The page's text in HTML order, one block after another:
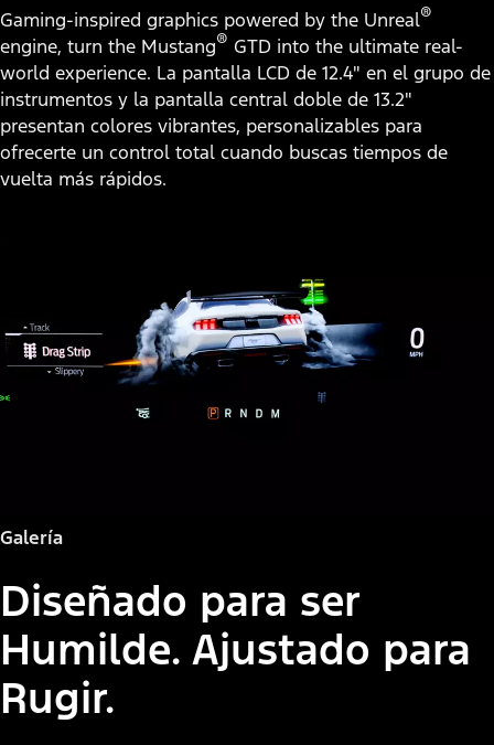
Gaming-inspired graphics powered by the Unreal®
engine, turn the Mustang® GTD into the ultimate real-
world experience. La pantalla LCD de 12.4" en el grupo de
instrumentos y la pantalla central doble de 13.2"
presentan colores vibrantes, personalizables para
ofrecerte un control total cuando buscas tiempos de
vuelta más rápidos.
Galería
Diseñado para ser
Humilde. Ajustado para
Rugir.